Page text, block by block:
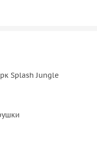
Splash Jungle